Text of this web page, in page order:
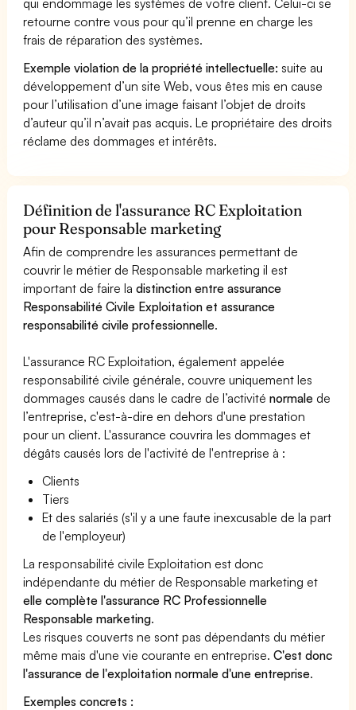
retourne contre vous pour qu’il prenne en charge les
frais de réparation des systèmes.
Exemple violation de la propriété intellectuelle: suite au
développement d’un site Web, vous êtes mis en cause
pour l’utilisation d’une image faisant l’objet de droits
d’auteur qu’il n’avait pas acquis. Le propriétaire des droits
réclame des dommages et intérêts.
Définition de l'assurance RC Exploitation
pour Responsable marketing
Afin de comprendre les assurances permettant de
couvrir le métier de Responsable marketing il est
important de faire ladistinction entre assurance
Responsabilité Civile Exploitation et assurance
responsabilité civile professionnelle.
L'assurance RC Exploitation, également appelée
responsabilité civile générale, couvre uniquement les
dommages causés dans le cadre de l’activiténormale de
l’entreprise, c'est-à-dire en dehors d'une prestation
pour un client. L'assurance couvrira les dommages et
dégâts causés lors de l'activité de l'entreprise à :
Clients
Tiers
Et des salariés (s'il y a une faute inexcusable de la part
de l'employeur)
La responsabilité civile Exploitation est donc
indépendante du métier de Responsable marketing et
elle complète l'assurance RC Professionnelle
Responsable marketing.
Les risques couverts ne sont pas dépendants du métier
même mais d'une vie courante en entreprise.C'est donc
l'assurance de l'exploitation normale d'une entreprise.
Exemples concrets :